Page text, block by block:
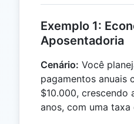
Exemplo 1:
Aposentadoria
Cenário: Você
pagamentos anuais
$10.000, crescendo
anos, com uma